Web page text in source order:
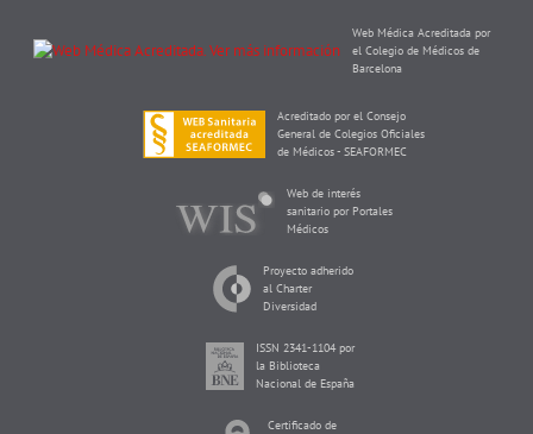
Web Médica Acreditada por
el Colegio de Médicos de
Barcelona
Acreditado por el Consejo
General de Colegios Oficiales
de Médicos - SEAFORMEC
Web de interés
sanitario por Portales
Médicos
Proyecto adherido
al Charter
Diversidad
ISSN 2341-1104 por
la Biblioteca
Nacional de España
Certificado de